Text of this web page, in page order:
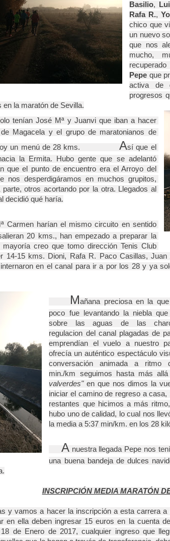
Basilio,
Rafa R.,
chico que
un nuevo
que nos
mucho,
Pepe que
activa de
progresos
la maratón de Sevilla.
tenían José Mª y Juanvi que iban a hacer
Magacela y el grupo de maratonianos de
hoy un menú de 28 kms. Así que el
la Ermita. Hubo gente que se adelantó
que el punto de encuentro era el Arroyo del
nos desperdigáramos en muchos grupitos,
otros acortando por la otra. Llegados al
decidió qué haría.
Carmen harían el mismo circuito en sentido
20 kms., han empezado a preparar la
creo que tomo dirección Tenis Club
14-15 kms. Dioni, Rafa R. Paco Casillas, Juan
en el canal para ir a por los 28 y ya
    M
añana preciosa en la
poco fue levantando la niebla
sobre las aguas de las
regulacion del canal plagadas de
emprendían el vuelo a nuestro
ofrecía un auténtico espectáculo
conversación animada a ritmo
min./km seguimos hasta más
valverdes" en que nos dimos la
iniciar el camino de regreso a casa,
restantes que hicimos a más
hubo uno de calidad, lo cual nos
la media a 5:37 min/km. en los 28
A nuestra llegada Pepe nos
una buena bandeja de dulces
INSCRIPCIÓN MEDIA MARATÓN
y vamos a hacer la inscripción a esta carrera
en ella deben ingresar 15 euros en la cuenta
de Enero de 2017, cualquier ingreso que